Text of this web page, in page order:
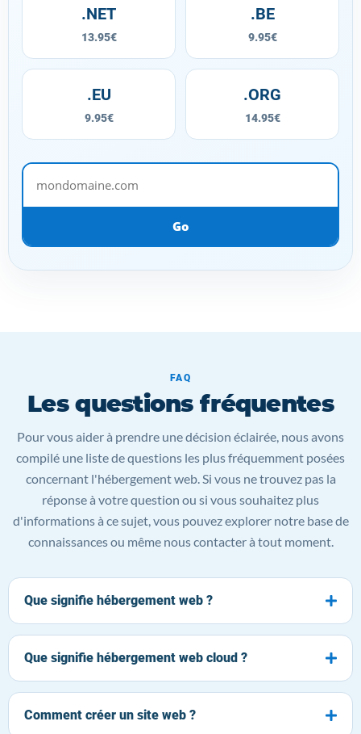
.NET
13.95€
.BE
9.95€
.EU
9.95€
.ORG
14.95€
mondomaine.com
Go
FAQ
Les questions fréquentes
Pour vous aider à prendre une décision éclairée, nous avons
compilé une liste de questions les plus fréquemment posées
concernant l'hébergement web. Si vous ne trouvez pas la
réponse à votre question ou si vous souhaitez plus
d'informations à ce sujet, vous pouvez explorer notre base de
connaissances ou même nous contacter à tout moment.
Que signifie hébergement web ?
Que signifie hébergement web cloud ?
Comment créer un site web ?